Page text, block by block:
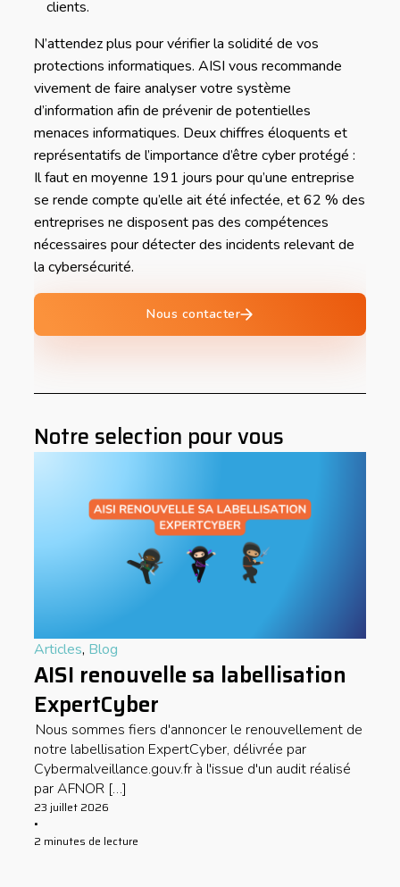
clients.
N’attendez plus pour vérifier la solidité de vos
protections informatiques. AISI vous recommande
vivement de faire analyser votre système
d’information afin de prévenir de potentielles
menaces informatiques. Deux chiffres éloquents et
représentatifs de l’importance d’être cyber protégé :
Il faut en moyenne 191 jours pour qu’une entreprise
se rende compte qu’elle ait été infectée, et 62 % des
entreprises ne disposent pas des compétences
nécessaires pour détecter des incidents relevant de
la cybersécurité.
Nous contacter
Notre selection pour vous
Articles, Blog
AISI renouvelle sa labellisation
ExpertCyber
Nous sommes fiers d'annoncer le renouvellement de
notre labellisation ExpertCyber, délivrée par
Cybermalveillance.gouv.fr à l'issue d'un audit réalisé
par AFNOR […]
23 juillet 2026
•
2 minutes de lecture